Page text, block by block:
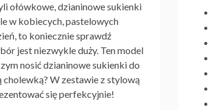
ołówkowe, dzianinowe sukienki
w kobiecych, pastelowych
to koniecznie sprawdź
jest niezwykle duży. Ten model
nosić dzianinowe sukienki do
cholewką? W zestawie z stylową
się perfekcyjnie!